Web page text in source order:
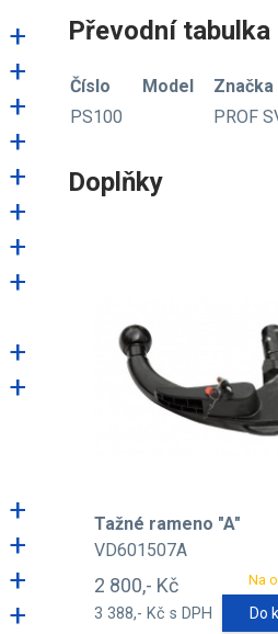
+
+
+
+
+
+
+
+
+
+
+
+
+
+
Převodní tabulka
Číslo Model
Značka
PS100
PROF
Doplňky
Tažné rameno "A"
VD601507A
Na
2 800,- Kč
3 388,- Kč s DPH Do